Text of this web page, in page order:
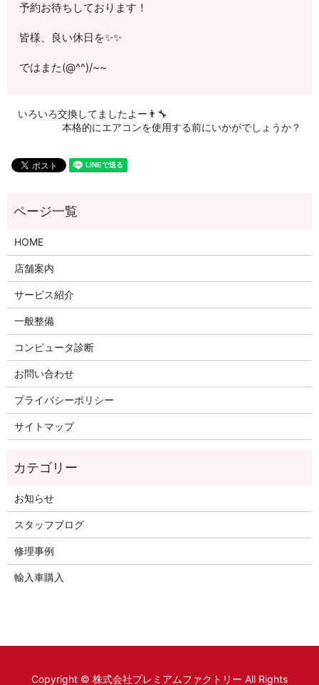
予約お待ちしております！
皆様、良い休日を✨✨
ではまた(@^^)/~~
いろいろ交換してましたよー👨‍🔧
本格的にエアコンを使用する前にいかがでしょうか？
HOME
店舗案内
サービス紹介
一般整備
コンピュータ診断
お問い合わせ
プライバシーポリシー
サイトマップ
お知らせ
スタッフブログ
修理事例
輸入車購入
Copyright © 株式会社プレミアムファクトリー All Rights